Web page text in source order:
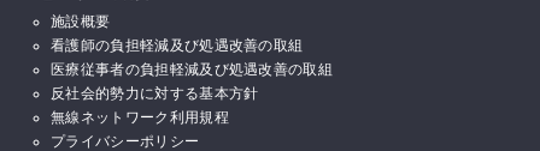
施設概要
看護師の負担軽減及び処遇改善の取組
医療従事者の負担軽減及び処遇改善の取組
反社会的勢力に対する基本方針
無線ネットワーク利用規程
プライバシーポリシー